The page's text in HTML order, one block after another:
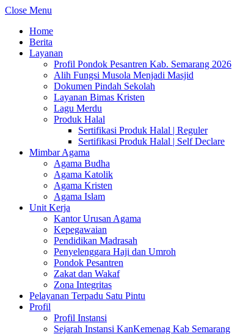
Close Menu
Home
Berita
Layanan
Profil Pondok Pesantren Kab. Semarang 2026
Alih Fungsi Musola Menjadi Masjid
Dokumen Pindah Sekolah
Layanan Bimas Kristen
Lagu Merdu
Produk Halal
Sertifikasi Produk Halal | Reguler
Sertifikasi Produk Halal | Self Declare
Mimbar Agama
Agama Budha
Agama Katolik
Agama Kristen
Agama Islam
Unit Kerja
Kantor Urusan Agama
Kepegawaian
Pendidikan Madrasah
Penyelenggara Haji dan Umroh
Pondok Pesantren
Zakat dan Wakaf
Zona Integritas
Pelayanan Terpadu Satu Pintu
Profil
Profil Instansi
Sejarah Instansi KanKemenag Kab Semarang